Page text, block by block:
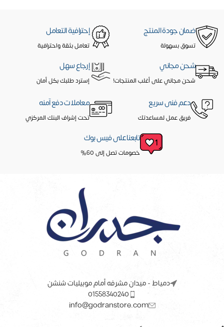
ضمان جودة المنتج
تسوق بسهولة
إحترافية التعامل
تعامل بثقة واحترافية
شحن مجاني
شحن مجاني على أغلب المنتجات!
إرجاع سهل
إسترد طلبك بكل أمان
دعم فنى سريع
فريق عمل لمساعدتك
معاملات دفع آمنه
تحت إشراف البنك المركزي
تابعنا على فيس بوك
خصومات تصل إلى 60%
دمياط - ميدان مشرفه أمام موبيليات شنشن
01558340240
info@godranstore.com